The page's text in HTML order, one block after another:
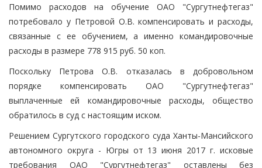
Помимо расходов на обучение ОАО "Сургутнефтегаз"
потребовало у Петровой О.В. компенсировать и расходы,
связанные с ее обучением, а именно командировочные
расходы в размере 778 915 руб. 50 коп.
Поскольку Петрова О.В. отказалась в добровольном
порядке компенсировать ОАО "Сургутнефтегаз"
выплаченные ей командировочные расходы, общество
обратилось в суд с настоящим иском.
Решением Сургутского городского суда Ханты-Мансийского
автономного округа - Югры от 13 июня 2017 г. исковые
требования ОАО "Сургутнефтегаз" оставлены без